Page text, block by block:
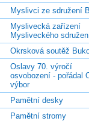
Myslivci ze sdružení
Myslivecká zařízení
Mysliveckého
Okrsková soutěž
Oslavy 70. výročí
osvobození - pořádal
výbor
Pamětní desky
Pamětní stromy